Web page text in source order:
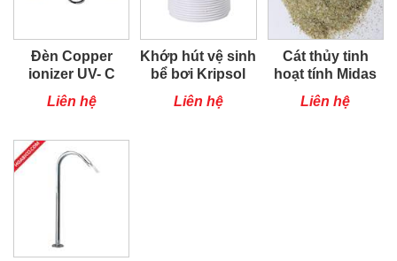
Đèn Copper
ionizer UV- C
75W
Liên hệ
Khớp hút vệ sinh
bể bơi Kripsol
Liên hệ
Cát thủy tinh
hoạt tính Midas
Liên hệ